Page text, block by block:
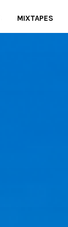
MIXTAPES